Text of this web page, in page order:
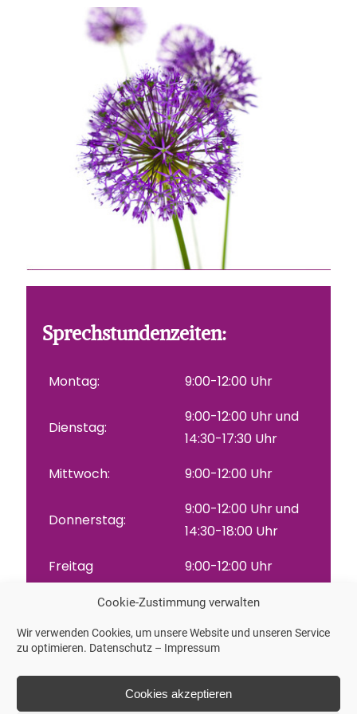
Cookie-Zustimmung verwalten
Wir verwenden Cookies, um unsere Website und unseren Service
zu optimieren. Datenschutz – Impressum
Cookies akzeptieren
Sprechstundenzeiten:
Montag: 9:00-12:00 Uhr
Dienstag:
9:00-12:00 Uhr und
14:30-17:30 Uhr
Mittwoch:
9:00-12:00 Uhr
Donnerstag:
9:00-12:00 Uhr und
14:30-18:00 Uhr
Freitag
9:00-12:00 Uhr
und nach Vereinbarung
Labor jederzeit zu allen Sprechzeiten
Termin buchen via Doctolib